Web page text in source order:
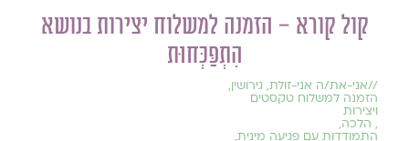
קול קורא – הזמנה למשלוח יצירות בנושא
הִתְפַּכְּחוּת
//אני-את/ה אני-זולת, גירושין,
הזמנה למשלוח טקסטים
ויצירות
, הלכה,
התמודדות עם פגיעה מינית,